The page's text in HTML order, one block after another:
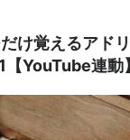
け覚えるアド
YouTube連動】